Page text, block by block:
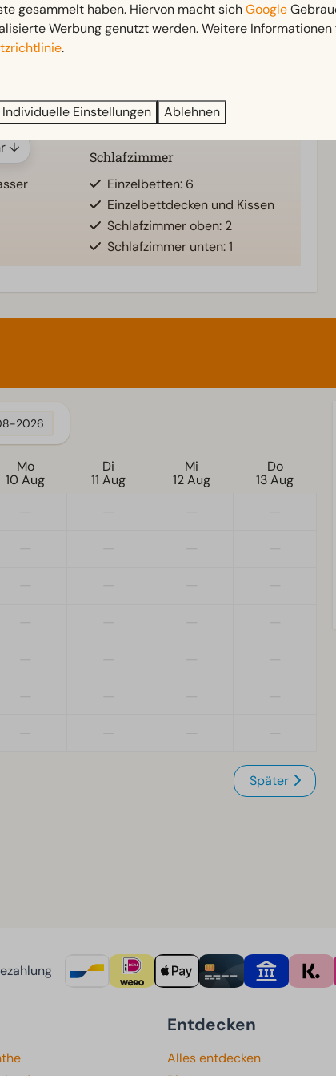
2
1
1
Sonnenschirm
Terrasse
Schlafzimmer
Einzelbetten: 6
Einzelbettdecken und Kissen
Schlafzimmer oben: 2
Schlafzimmer unten: 1
↓
2026
Mo
10 Aug
Di
11 Aug
Mi
12 Aug
Do
13 Aug
Später
Entdecken
Alles entdecken
gesammelt haben. Hiervon macht sichGoogle
Werbung genutzt werden. Weitere Informationen
.
Individuelle Einstellungen Ablehnen